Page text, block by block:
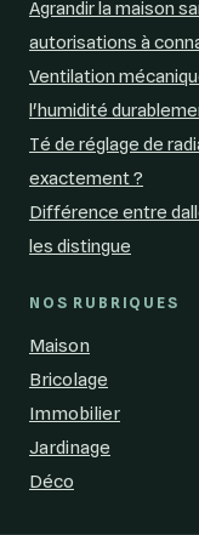
Agrandir la maison
autorisations à
Ventilation
l'humidité
Té de réglage de
exactement ?
Différence entre
les distingue
NOS RUBRIQUES
Maison
Bricolage
Immobilier
Jardinage
Déco